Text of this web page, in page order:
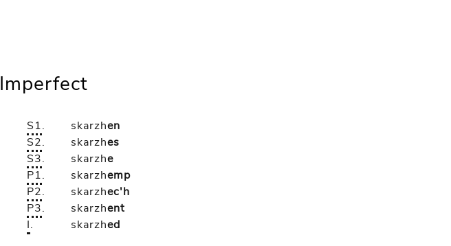
Imperfect
S1. skarzhen
S2. skarzhes
S3. skarzhe
P1. skarzhemp
P2. skarzhec'h
P3. skarzhent
I. skarzhed